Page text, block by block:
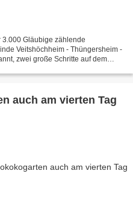
3.000 Gläubige zählende
Veitshöchheim - Thüngersheim -
zwei große Schritte auf dem
auch am vierten Tag